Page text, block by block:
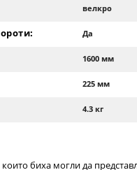
велкро
Да
1600 мм
225 мм
4.3 кг
биха могли да